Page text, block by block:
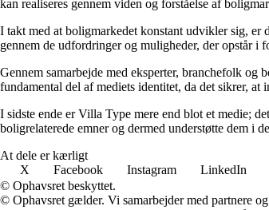
kan realiseres gennem viden og forståelse af
I takt med at boligmarkedet konstant udvikler sig, er
gennem de udfordringer og muligheder, der opstår
Gennem samarbejde med eksperter, branchefolk og
fundamental del af mediets identitet, da det sikrer,
I sidste ende er Villa Type mere end blot et medie;
boligrelaterede emner og dermed understøtte dem i
At dele er kærligt
X
Facebook Instagram LinkedIn
© Ophavsret beskyttet.
© Ophavsret gælder. Vi samarbejder med partnere